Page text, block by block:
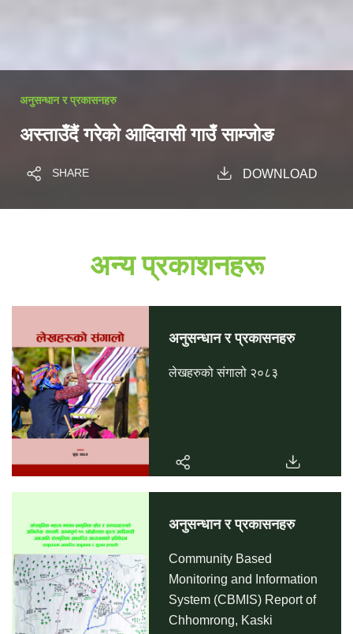
अनुसन्धान र प्रकासनहरु
अस्ताउँदैं गरेको आदिवासी गाउँ साम्जोङ
SHARE DOWNLOAD
अन्य प्रकाशनहरू
अनुसन्धान र प्रकासनहरु
लेखहरुको संगालो २०८३
अनुसन्धान र प्रकासनहरु
Community Based
Monitoring and Information
System (CBMIS) Report of
Chhomrong, Kaski